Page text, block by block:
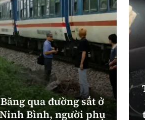
Băng qua đường sắt ở
Ninh Bình, người phụ